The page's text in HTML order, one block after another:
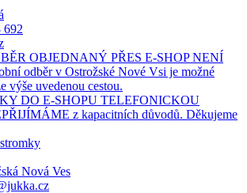
692
OBJEDNANÝ PŘES E-SHOP NENÍ
odběr v Ostrožské Nové Vsi je možné
výše uvedenou cestou.
DO E-SHOPU TELEFONICKOU
z kapacitních důvodů. Děkujeme
Nová Ves